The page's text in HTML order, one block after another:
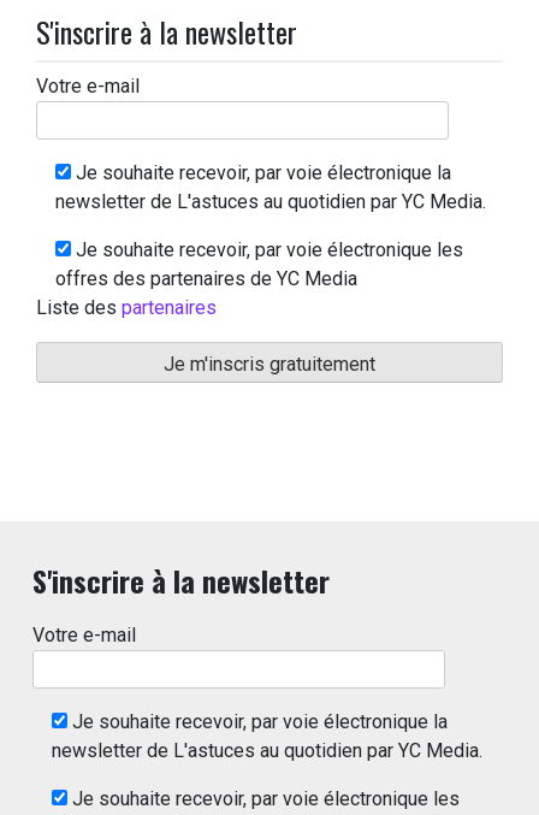
S'inscrire à la newsletter
Votre e-mail
Je souhaite recevoir, par voie électronique la
newsletter de L'astuces au quotidien par YC Media.
Je souhaite recevoir, par voie électronique les
offres des partenaires de YC Media
Liste des partenaires
S'inscrire à la newsletter
Votre e-mail
Je souhaite recevoir, par voie électronique la
newsletter de L'astuces au quotidien par YC Media.
Je souhaite recevoir, par voie électronique les